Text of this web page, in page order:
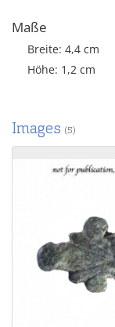
Maße
Breite: 4,4 cm
Höhe: 1,2 cm
Images (5)